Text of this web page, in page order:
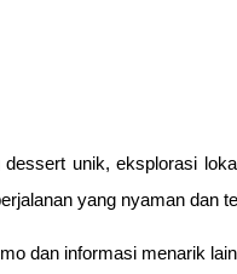
unik, eksplorasi
yang nyaman dan
dan informasi menarik